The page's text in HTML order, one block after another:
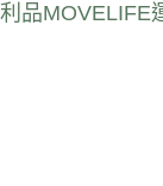
品MOVELIFE